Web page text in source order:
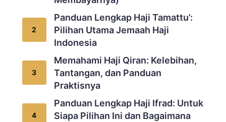
Panduan Lengkap Haji Tamattu’:
Pilihan Utama Jemaah Haji
Indonesia
Memahami Haji Qiran: Kelebihan,
Tantangan, dan Panduan
Praktisnya
Panduan Lengkap Haji Ifrad: Untuk
Siapa Pilihan Ini dan Bagaimana